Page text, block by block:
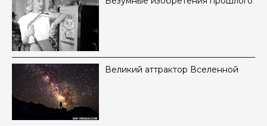
Великий аттрактор Вселенной